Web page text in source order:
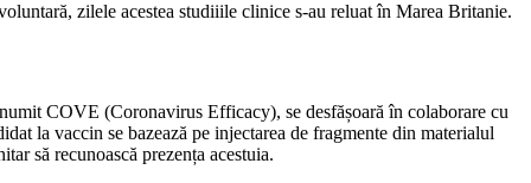
zilele acestea studiiile clinice s-au reluat în Marea Britanie.
COVE (Coronavirus Efficacy), se desfășoară în colaborare cu
la vaccin se bazează pe injectarea de fragmente din materialul
să recunoască prezența acestuia.